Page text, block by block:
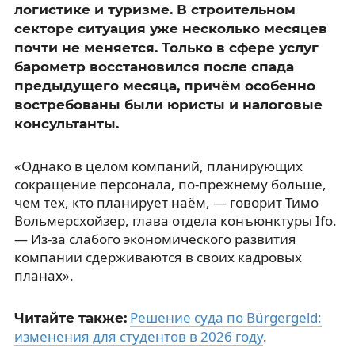
логистике и туризме. В строительном
секторе ситуация уже несколько месяцев
почти не меняется. Только в сфере услуг
барометр восстановился после спада
предыдущего месяца, причём особенно
востребованы были юристы и налоговые
консультанты.
«Однако в целом компаний, планирующих
сокращение персонала, по-прежнему больше,
чем тех, кто планирует наём, — говорит Тимо
Вольмерсхойзер, глава отдела конъюнктуры Ifo.
— Из-за слабого экономического развития
компании сдерживаются в своих кадровых
планах».
Читайте также: Решение суда по Bürgergeld:
изменения для студентов в 2026 году.